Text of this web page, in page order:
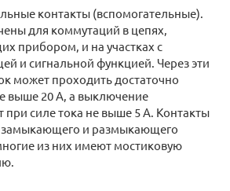
контакты (вспомогательные).
для коммутаций в цепях,
прибором, и на участках с
и сигнальной функцией. Через эти
может проходить достаточно
выше 20 А, а выключение
при силе тока не выше 5 А. Контакты
замыкающего и размыкающего
из них имеют мостиковую